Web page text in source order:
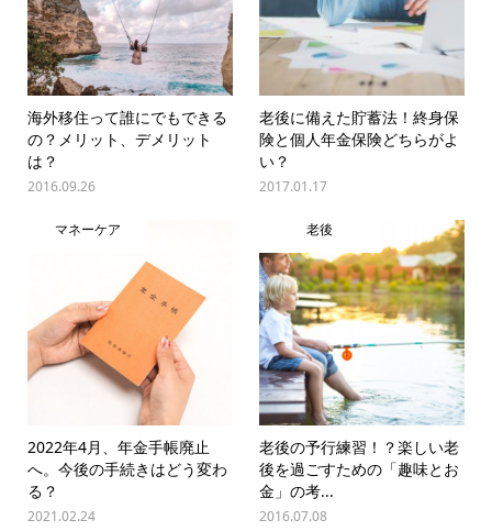
海外移住って誰にでもできる
の？メリット、デメリット
は？
2016.09.26
老後に備えた貯蓄法！終身保
険と個人年金保険どちらがよ
い？
2017.01.17
マネーケア
2022年4月、年金手帳廃止
へ。今後の手続きはどう変わ
る？
2021.02.24
老後
老後の予行練習！？楽しい老
後を過ごすための「趣味とお
金」の考...
2016.07.08